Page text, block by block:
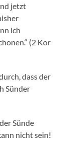
jetzt
ich
(2 Kor
dass der
Sünder
Sünde
nicht sein!